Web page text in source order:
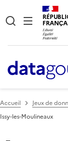
Accueil Jeux de
Issy-les-Moulineaux